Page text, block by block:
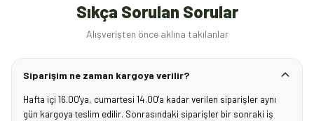
Sıkça Sorulan Sorular
Alışverişten önce aklına takılanlar
Siparişim ne zaman kargoya verilir?
Hafta içi 16.00'ya, cumartesi 14.00'a kadar verilen siparişler aynı
gün kargoya teslim edilir. Sonrasındaki siparişler bir sonraki iş